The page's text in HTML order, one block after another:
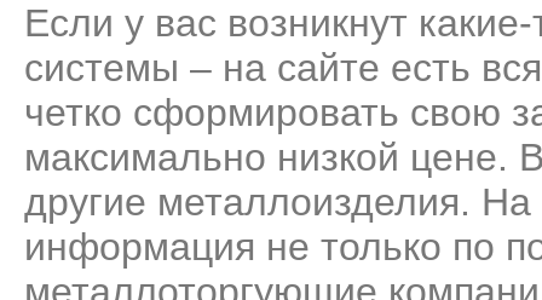
Если у вас возникнут
системы – на сайте есть
четко сформировать свою
максимально низкой цене.
другие металлоизделия.
информация не только по